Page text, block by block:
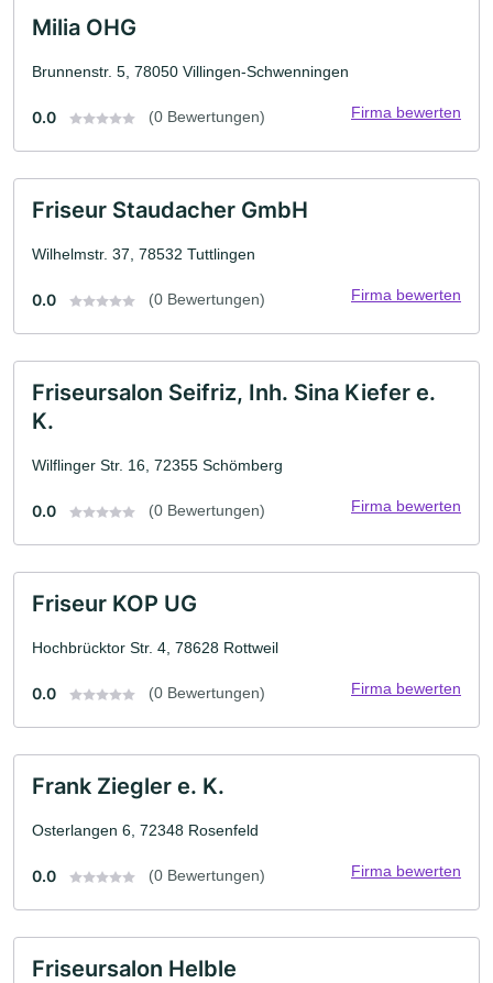
Milia OHG
Brunnenstr. 5, 78050 Villingen-Schwenningen
0.0 (0 Bewertungen) Firma bewerten
Friseur Staudacher GmbH
Wilhelmstr. 37, 78532 Tuttlingen
0.0 (0 Bewertungen) Firma bewerten
Friseursalon Seifriz, Inh. Sina Kiefer e.
K.
Wilflinger Str. 16, 72355 Schömberg
0.0 (0 Bewertungen) Firma bewerten
Friseur KOP UG
Hochbrücktor Str. 4, 78628 Rottweil
0.0 (0 Bewertungen) Firma bewerten
Frank Ziegler e. K.
Osterlangen 6, 72348 Rosenfeld
0.0 (0 Bewertungen) Firma bewerten
Friseursalon Helble